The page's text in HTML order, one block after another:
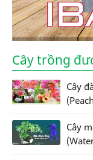
Cây trồng
Cây
Cây